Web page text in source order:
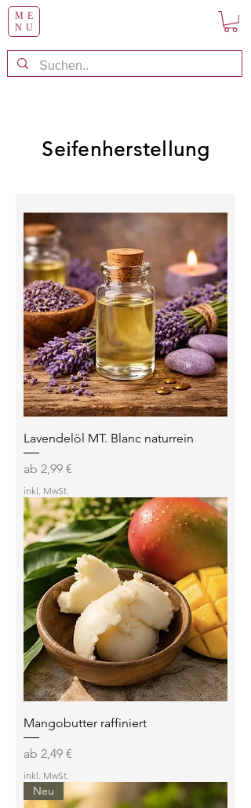
ME
NU
Seifenherstellung
Lavendelöl MT. Blanc naturrein
ab 2,99 €
Sale-Preis
inkl. MwSt.
Mangobutter raffiniert
ab 2,49 €
Sale-Preis
inkl. MwSt.
Neu